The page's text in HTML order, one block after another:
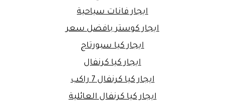
ايجار فانات سياحية
ايجار كوستر بافضل سعر
ايجار كيا سبورتاج
ايجار كيا كرنفال
ايجار كيا كرنفال 7 راكب
ايجار كيا كرنفال العائلية